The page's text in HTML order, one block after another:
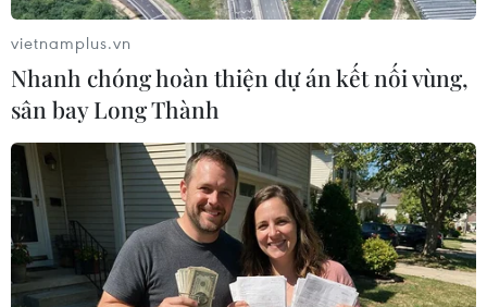
vietnamplus.vn
Nhanh chóng hoàn thiện dự án kết nối vùng,
sân bay Long Thành